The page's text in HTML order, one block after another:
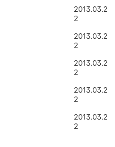
2013.03.2
2
2013.03.2
2
2013.03.2
2
2013.03.2
2
2013.03.2
2